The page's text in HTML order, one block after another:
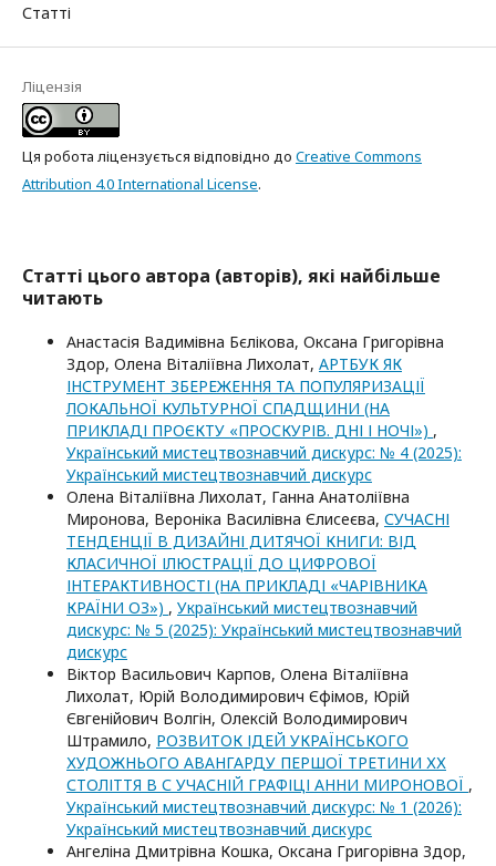
Статті
Ліцензія
Ця робота ліцензується відповідно до Creative Commons
Attribution 4.0 International License.
Статті цього автора (авторів), які найбільше
читають
Анастасія Вадимівна Бєлікова, Оксана Григорівна
Здор, Олена Віталіївна Лихолат, АРТБУК ЯК
ІНСТРУМЕНТ ЗБЕРЕЖЕННЯ ТА ПОПУЛЯРИЗАЦІЇ
ЛОКАЛЬНОЇ КУЛЬТУРНОЇ СПАДЩИНИ (НА
ПРИКЛАДІ ПРОЄКТУ «ПРОСКУРІВ. ДНІ І НОЧІ») ,
Український мистецтвознавчий дискурс: № 4 (2025):
Український мистецтвознавчий дискурс
Олена Віталіївна Лихолат, Ганна Анатоліївна
Миронова, Вероніка Василівна Єлисеєва, СУЧАСНІ
ТЕНДЕНЦІЇ В ДИЗАЙНІ ДИТЯЧОЇ КНИГИ: ВІД
КЛАСИЧНОЇ ІЛЮСТРАЦІЇ ДО ЦИФРОВОЇ
ІНТЕРАКТИВНОСТІ (НА ПРИКЛАДІ «ЧАРІВНИКА
КРАЇНИ ОЗ») , Український мистецтвознавчий
дискурс: № 5 (2025): Український мистецтвознавчий
дискурс
Віктор Васильович Карпов, Олена Віталіївна
Лихолат, Юрій Володимирович Єфімов, Юрій
Євгенійович Волгін, Олексій Володимирович
Штрамило, РОЗВИТОК ІДЕЙ УКРАЇНСЬКОГО
ХУДОЖНЬОГО АВАНГАРДУ ПЕРШОЇ ТРЕТИНИ ХХ
СТОЛІТТЯ В С УЧАСНІЙ ГРАФІЦІ АННИ МИРОНОВОЇ ,
Український мистецтвознавчий дискурс: № 1 (2026):
Український мистецтвознавчий дискурс
Ангеліна Дмитрівна Кошка, Оксана Григорівна Здор,